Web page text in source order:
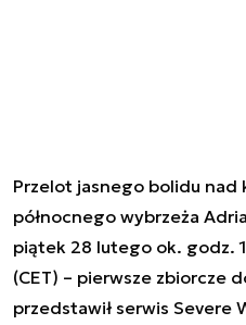
Przelot jasnego bolidu nad
północnego wybrzeża
piątek 28 lutego ok. godz.
(CET) – pierwsze zbiorcze
przedstawił serwis Severe